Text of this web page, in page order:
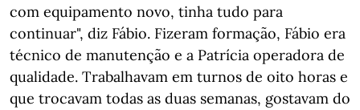
com equipamento novo, tinha tudo para
continuar", diz Fábio. Fizeram formação, Fábio era
técnico de manutenção e a Patrícia operadora de
qualidade. Trabalhavam em turnos de oito horas e
que trocavam todas as duas semanas, gostavam do